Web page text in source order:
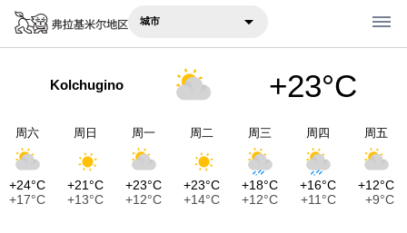
城市
在哪里住宿
建议
Kolchugino +23°C
周六
+24°C
+17°C
周日
+21°C
+13°C
周一
+23°C
+12°C
周二
+23°C
+14°C
周三
+18°C
+12°C
周四
+16°C
+11°C
周五
+12°C
+9°C